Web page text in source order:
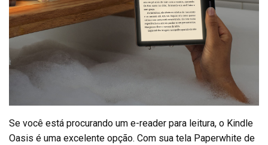
Se você está procurando um e-reader para leitura, o Kindle
Oasis é uma excelente opção. Com sua tela Paperwhite de